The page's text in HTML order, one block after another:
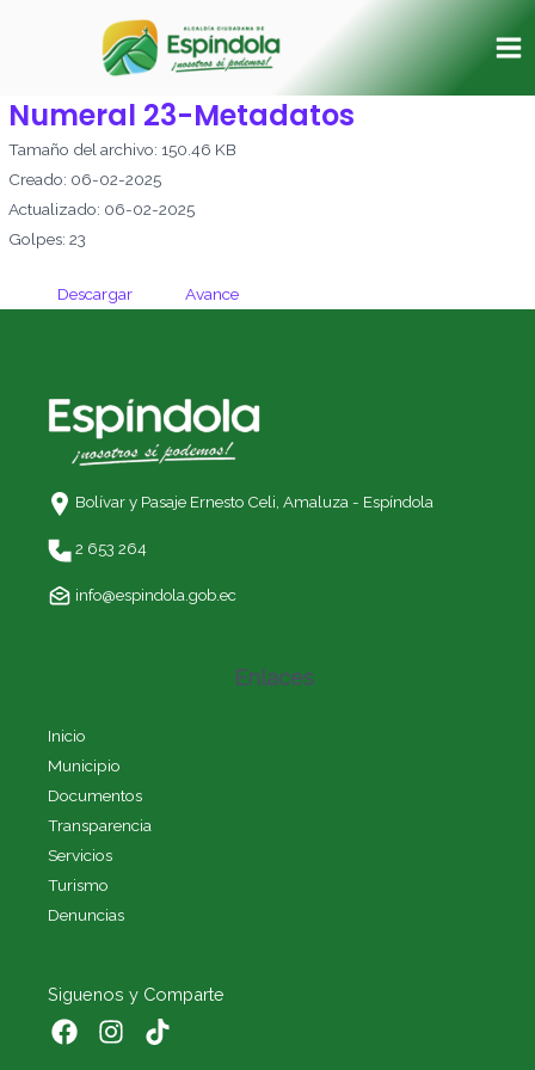
Numeral 23-Metadatos
Tamaño del archivo: 150.46 KB
Creado: 06-02-2025
Actualizado: 06-02-2025
Golpes: 23
Descargar Avance
Bolívar y Pasaje Ernesto Celi, Amaluza - Espíndola
2 653 264
info@espindola.gob.ec
Enlaces
Inicio
Municipio
Documentos
Transparencia
Servicios
Turismo
Denuncias
Siguenos y Comparte